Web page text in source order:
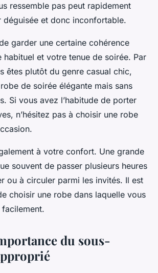
ressemble pas peut rapidement
déguisée et donc inconfortable.
garder une certaine cohérence
habituel et votre tenue de soirée. Par
êtes plutôt du genre casual chic,
de soirée élégante mais sans
Si vous avez l’habitude de porter
n’hésitez pas à choisir une robe
à votre confort. Une grande
souvent de passer plusieurs heures
ou à circuler parmi les invités. Il est
choisir une robe dans laquelle vous
du sous-